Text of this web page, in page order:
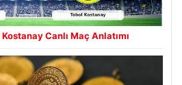
Canlı Maç Anlatımı